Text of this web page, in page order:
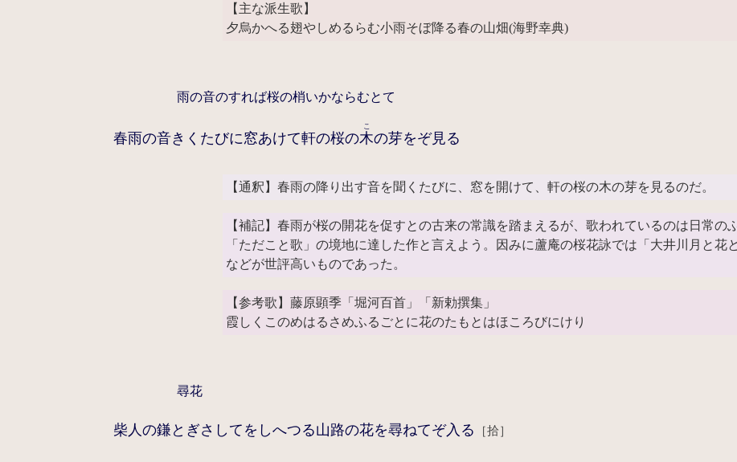
【主な派生歌】
夕烏かへる翅やしめるらむ小雨そぼ降る春の山畑(海野幸典)
雨の音のすれば桜の梢いかならむとて
春雨の音きくたびに窓あけて軒の桜の木
こ
の芽をぞ見る
【通釈】春雨の降り出す音を聞くたびに、窓を開けて、軒の桜の木の芽を見るのだ。
【補記】春雨が桜の開花を促すとの古来の常識を踏まえるが、歌われているのは日常の
「ただこと歌」の境地に達した作と言えよう。因みに蘆庵の桜花詠では「大井川月と花
などが世評高いものであった。
【参考歌】藤原顕季「堀河百首」「新勅撰集」
霞しくこのめはるさめふるごとに花のたもとはほころびにけり
尋花
柴人の鎌とぎさしてをしへつる山路の花を尋ねてぞ入る ［拾］